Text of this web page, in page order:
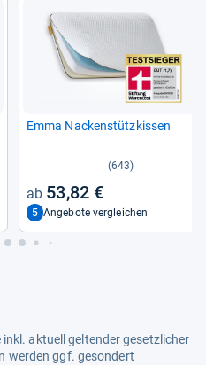
Emma Nacken­stütz­kis­sen
(643)
53,82 €
5 Angebote vergleichen
aktuell geltender gesetzlicher
werden ggf. gesondert